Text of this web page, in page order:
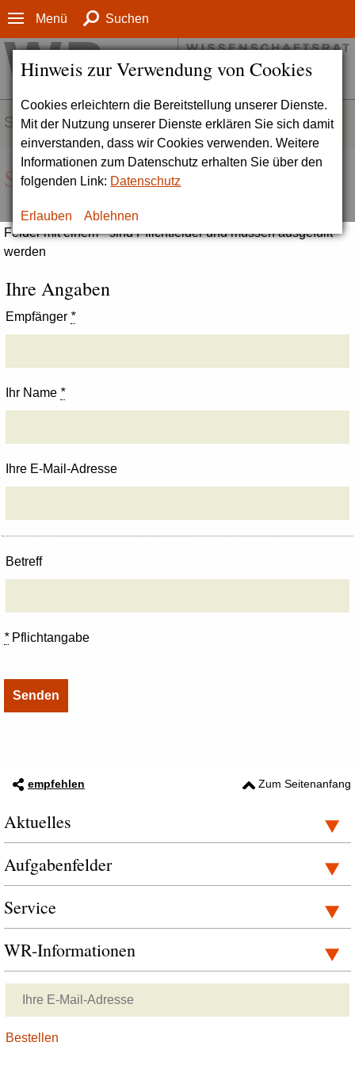
Hinweis zur Verwendung von Cookies
Cookies erleichtern die Bereitstellung unserer Dienste.
Mit der Nutzung unserer Dienste erklären Sie sich damit
einverstanden, dass wir Cookies verwenden. Weitere
Informationen zum Datenschutz erhalten Sie über den
folgenden Link: Datenschutz
Erlauben Ablehnen
Menü Suchen
SERVICE
Seite empfehlen
Felder mit einem * sind Pflichtfelder und müssen ausgefüllt
werden
Ihre Angaben
Empfänger *
Ihr Name *
Ihre E-Mail-Adresse
Betreff
*Pflichtangabe
empfehlen Zum Seitenanfang
Aktuelles
Aufgabenfelder
Service
WR-Informationen